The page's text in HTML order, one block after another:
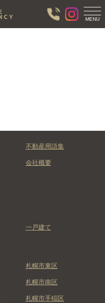
T
O
G
MENU
不動産用語集
会社概要
一戸建て
札幌市東区
札幌市南区
札幌市手稲区